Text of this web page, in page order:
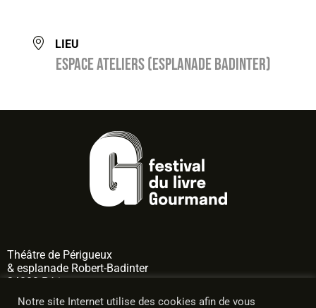
LIEU
Espace ateliers (esplanade Badinter)
Théâtre de Périgueux
& esplanade Robert-Badinter
24000 Périgueux
Notre site Internet utilise des cookies afin de vous